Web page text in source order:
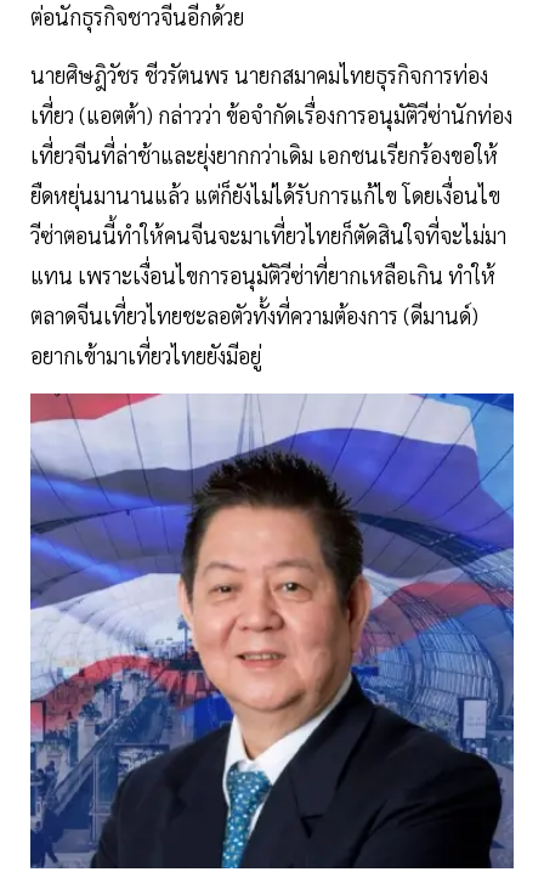
ต่อนักธุรกิจชาวจีนอีกด้วย
นายศิษฎิวัชร ชีวรัตนพร นายกสมาคมไทยธุรกิจการท่อง
เที่ยว (แอตต้า) กล่าวว่า ข้อจำกัดเรื่องการอนุมัติวีซ่านักท่อง
เที่ยวจีนที่ล่าช้าและยุ่งยากกว่าเดิม เอกชนเรียกร้องขอให้
ยืดหยุ่นมานานแล้ว แต่ก็ยังไม่ได้รับการแก้ไข โดยเงื่อนไข
วีซ่าตอนนี้ทำให้คนจีนจะมาเที่ยวไทยก็ตัดสินใจที่จะไม่มา
แทน เพราะเงื่อนไขการอนุมัติวีซ่าที่ยากเหลือเกิน ทำให้
ตลาดจีนเที่ยวไทยชะลอตัวทั้งที่ความต้องการ (ดีมานด์)
อยากเข้ามาเที่ยวไทยยังมีอยู่